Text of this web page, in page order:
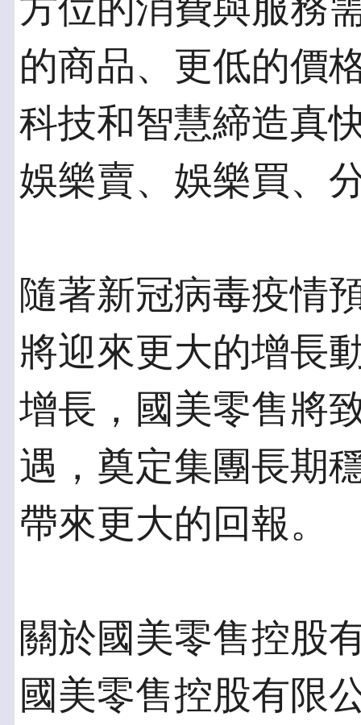
方位的消費與服務
的商品、更低的價
科技和智慧締造真
娛樂賣、娛樂買、
隨著新冠病毒疫情
將迎來更大的增長
增長，國美零售將
遇，奠定集團長期
帶來更大的回報。
關於國美零售控股
國美零售控股有限